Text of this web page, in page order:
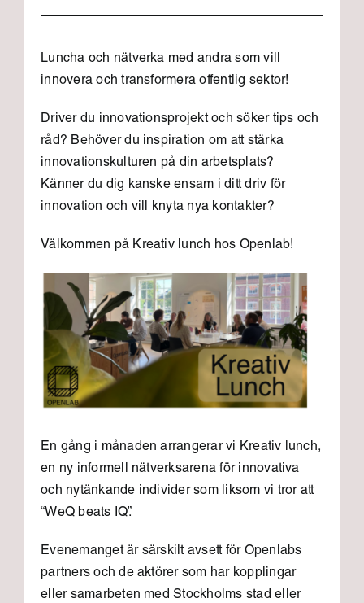
Luncha och nätverka med andra som vill
innovera och transformera offentlig sektor!
Driver du innovationsprojekt och söker tips och
råd? Behöver du inspiration om att stärka
innovationskulturen på din arbetsplats?
Känner du dig kanske ensam i ditt driv för
innovation och vill knyta nya kontakter?
Välkommen på Kreativ lunch hos Openlab!
En gång i månaden arrangerar vi Kreativ lunch,
en ny informell nätverksarena för innovativa
och nytänkande individer som liksom vi tror att
“WeQ beats IQ”.
Evenemanget är särskilt avsett för Openlabs
partners och de aktörer som har kopplingar
eller samarbeten med Stockholms stad eller